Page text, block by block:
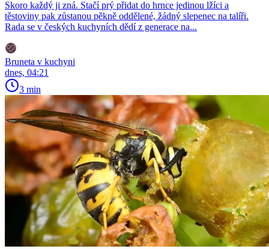
Skoro každý ji zná. Stačí prý přidat do hrnce jedinou lžíci a
těstoviny pak zůstanou pěkně oddělené, žádný slepenec na talíři.
Rada se v českých kuchyních dědí z generace na...
Bruneta v kuchyni
dnes, 04:21
3 min